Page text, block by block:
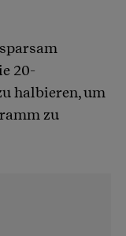
20-
halbieren, um
zu